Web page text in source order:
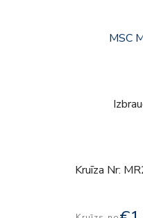
MSC
Kruīza Nr: